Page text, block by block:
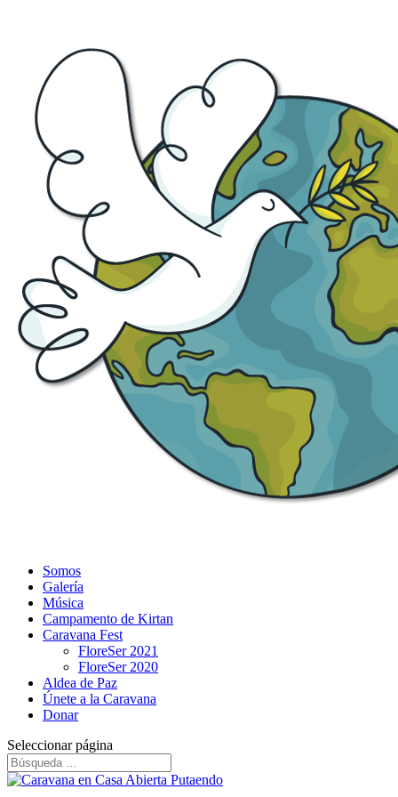
Somos
Galería
Música
Campamento de Kirtan
Caravana Fest
FloreSer 2021
FloreSer 2020
Aldea de Paz
Únete a la Caravana
Donar
Seleccionar página